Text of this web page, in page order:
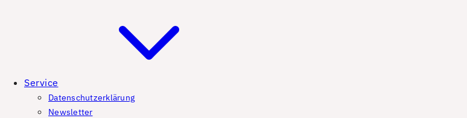
Service
Datenschutzerklärung
Newsletter